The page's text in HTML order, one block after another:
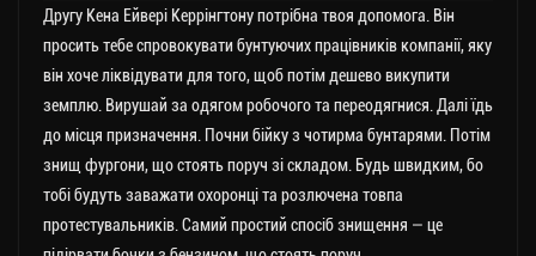
Другу Кена Ейвері Керрінгтону потрібна твоя допомога. Він
просить тебе спровокувати бунтуючих працівників компанії, яку
він хоче ліквідувати для того, щоб потім дешево викупити
земплю. Вирушай за одягом робочого та переодягнися. Далі їдь
до місця призначення. Почни бійку з чотирма бунтарями. Потім
знищ фургони, що стоять поруч зі складом. Будь швидким, бо
тобі будуть заважати охоронці та розлючена товпа
протестувальників. Самий простий спосіб знищення — це